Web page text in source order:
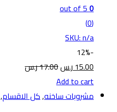
0
out of 5
(0)
SKU: n/a
-
12%
15.00ر.س17.00ر.س
Add to cart
مشروبات ساخنه,كل الاقسام,